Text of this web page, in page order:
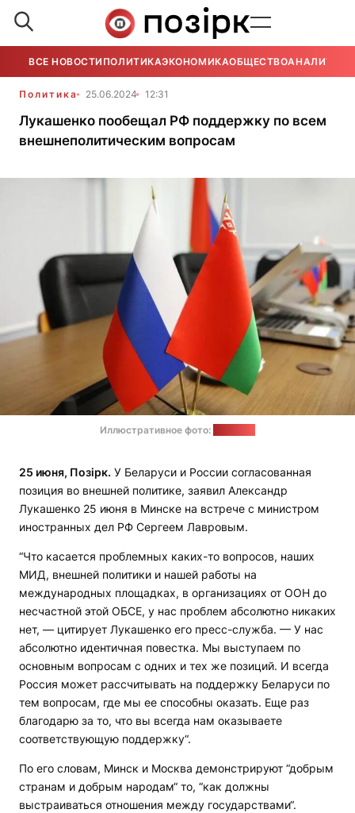
ВСЕ НОВОСТИ ПОЛИТИКАЭКОНОМИКАОБЩЕСТВОАНАЛИТИКА
Политика 25.06.2024 12:31
Лукашенко пообещал РФ поддержку по всем
внешнеполитическим вопросам
Иллюстративное фото:
25 июня, Позірк. У Беларуси и России согласованная
позиция во внешней политике, заявил Александр
Лукашенко 25 июня в Минске на встрече с министром
иностранных дел РФ Сергеем Лавровым.
“Что касается проблемных каких-то вопросов, наших
МИД, внешней политики и нашей работы на
международных площадках, в организациях от ООН до
несчастной этой ОБСЕ, у нас проблем абсолютно никаких
нет, — цитирует Лукашенко его пресс-служба. — У нас
абсолютно идентичная повестка. Мы выступаем по
основным вопросам с одних и тех же позиций. И всегда
Россия может рассчитывать на поддержку Беларуси по
тем вопросам, где мы ее способны оказать. Еще раз
благодарю за то, что вы всегда нам оказываете
соответствующую поддержку“.
По его словам, Минск и Москва демонстрируют “добрым
странам и добрым народам“ то, “как должны
выстраиваться отношения между государствами“.